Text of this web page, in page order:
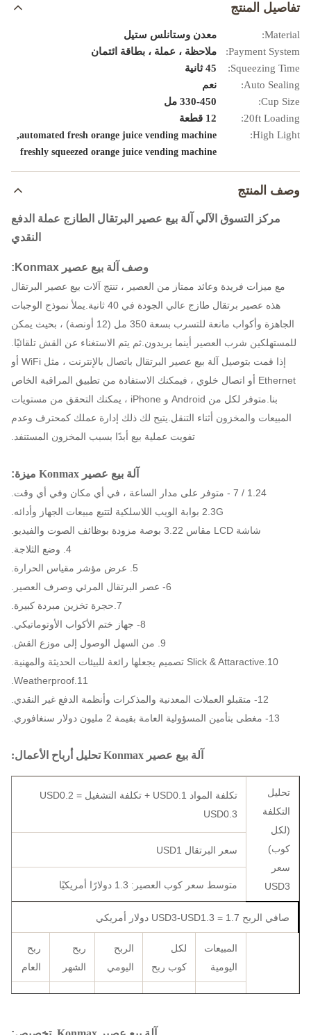
تفاصيل المنتج
Material:
معدن وستانلس ستيل
Payment System:
ملاحظة ، عملة ، بطاقة ائتمان
Squeezing Time:
45 ثانية
Auto Sealing:
نعم
Cup Size:
330-450 مل
20ft Loading:
12 قطعة
High Light:
automated fresh orange juice vending machine
,
freshly squeezed orange juice vending machine
وصف المنتج
مركز التسوق الآلي آلة بيع عصير البرتقال الطازج عملة الدفع
النقدي
وصف آلة بيع عصير Konmax:
مع ميزات فريدة وعائد ممتاز من العصير ، تنتج آلات بيع عصير البرتقال
هذه عصير برتقال طازج عالي الجودة في 40 ثانية.يملأ نموذج الوجبات
الجاهزة وأكواب مانعة للتسرب بسعة 350 مل (12 أونصة) ، بحيث يمكن
للمستهلكين شرب العصير أينما يريدون.ثم يتم الاستغناء عن القش تلقائيًا.
إذا قمت بتوصيل آلة بيع عصير البرتقال باتصال بالإنترنت ، مثل WiFi أو
Ethernet أو اتصال خلوي ، فيمكنك الاستفادة من تطبيق المراقبة الخاص
بنا.متوفر لكل من Android و iPhone ، يمكنك التحقق من مستويات
المبيعات والمخزون أثناء التنقل.يتيح لك ذلك إدارة عملك كمحترف وعدم
تفويت عملية بيع أبدًا بسبب المخزون المستنفد.
آلة بيع عصير Konmax ميزة:
1.24 / 7 - متوفر على مدار الساعة ، في أي مكان وفي أي وقت.
2.3G بوابة الويب اللاسلكية لتتبع مبيعات الجهاز وأدائه.
شاشة LCD مقاس 3.22 بوصة مزودة بوظائف الصوت والفيديو.
4. وضع الثلاجة.
5. عرض مؤشر مقياس الحرارة.
6- عصر البرتقال المرئي وصرف العصير.
7.حجرة تخزين مبردة كبيرة.
8- جهاز ختم الأكواب الأوتوماتيكي.
9. من السهل الوصول إلى موزع القش.
10.Slick & Attaractive تصميم يجعلها رائعة للبيئات الحديثة والمهنية.
11.Weatherproof.
12- متقبلو العملات المعدنية والمذكرات وأنظمة الدفع غير النقدي.
13- مغطى بتأمين المسؤولية العامة بقيمة 2 مليون دولار سنغافوري.
آلة بيع عصير Konmax تحليل أرباح الأعمال:
تحليل
التكلفة
(لكل
كوب)
سعر
USD3
تكلفة المواد USD0.1 + تكلفة التشغيل USD0.2 =
USD0.3
سعر البرتقال USD1
متوسط ​​سعر كوب العصير: 1.3 دولارًا أمريكيًا
صافي الربح USD3-USD1.3 = 1.7 دولار أمريكي
المبيعات
اليومية
لكل
كوب ربح
الربح
اليومي
ربح
الشهر
ربح
العام
1.7
102
3060
36720